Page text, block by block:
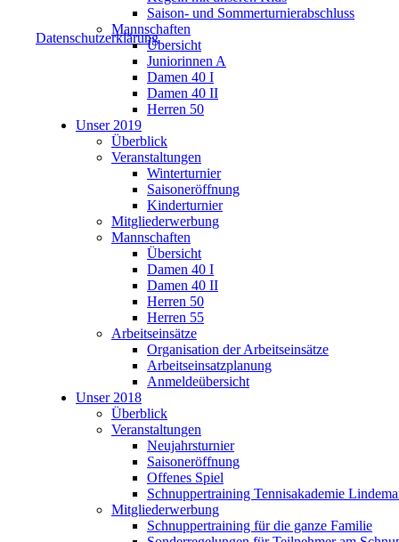
Datenschutzerklärung
Saison- und Sommerturnierabschluss
Mannschaften
Übersicht
Juniorinnen A
Damen 40 I
Damen 40 II
Herren 50
Unser 2019
Überblick
Veranstaltungen
Winterturnier
Saisoneröffnung
Kinderturnier
Mitgliederwerbung
Mannschaften
Übersicht
Damen 40 I
Damen 40 II
Herren 50
Herren 55
Arbeitseinsätze
Organisation der Arbeitseinsätze
Arbeitseinsatzplanung
Anmeldeübersicht
Unser 2018
Überblick
Veranstaltungen
Neujahrsturnier
Saisoneröffnung
Offenes Spiel
Schnuppertraining Tennisakademie
Mitgliederwerbung
Schnuppertraining für die ganze Familie